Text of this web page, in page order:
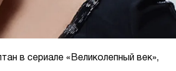
в сериале «Великолепный век»,